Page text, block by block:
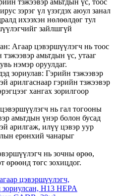
зэрэг үл үзэгдэх аюул занал
ихээхэн нөлөөлдөг тул
зайлшгүй
Агаар цэвэршүүлэгч нь тоос
амьтдын үс, утааг
нэмэр оруулдаг.
зориулав: Гэрийн тэжээвэр
арилгаснаар гэрийн тэжээвэр
хангах зорилгоор
нь гал тогооны
амьтдын үнэр болон бусад
арилгаж, илүү цэвэр уур
ерөнхий чанарыг
нь зочны өрөө,
өрөөнд төгс зохицдог.